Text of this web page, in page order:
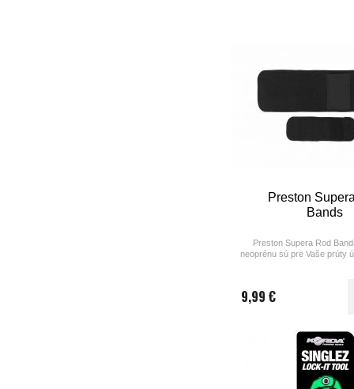
Preston
Bands
Preston Supera Rod
neoprénu sú pre Vaše prúty
9,99 €